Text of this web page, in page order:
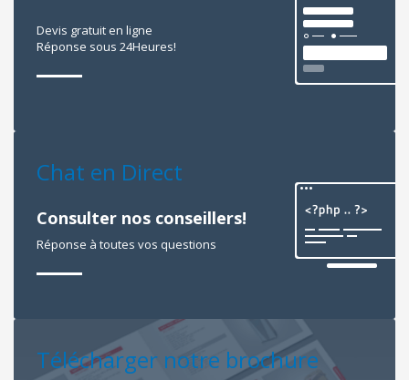
Devis gratuit en ligne
Réponse sous 24Heures!
Chat en Direct
Consulter nos conseillers!
Réponse à toutes vos questions
Télécharger notre brochure